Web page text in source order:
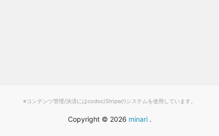
※コンテンツ管理/決済にはcodoc/Stripeのシステムを使用しています。
Copyright © 2026 minari.